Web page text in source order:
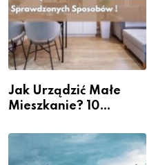
Jak Urządzić Małe
Mieszkanie? 10
Przestrzeni Bez
Kosztownego Remontu